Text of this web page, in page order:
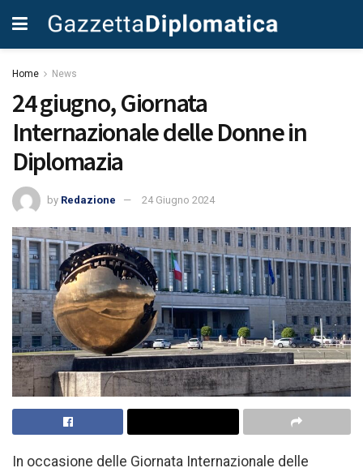
Home News
24 giugno, Giornata
Internazionale delle Donne in
Diplomazia
by Redazione 24 Giugno 2024
In occasione delle Giornata Internazionale delle